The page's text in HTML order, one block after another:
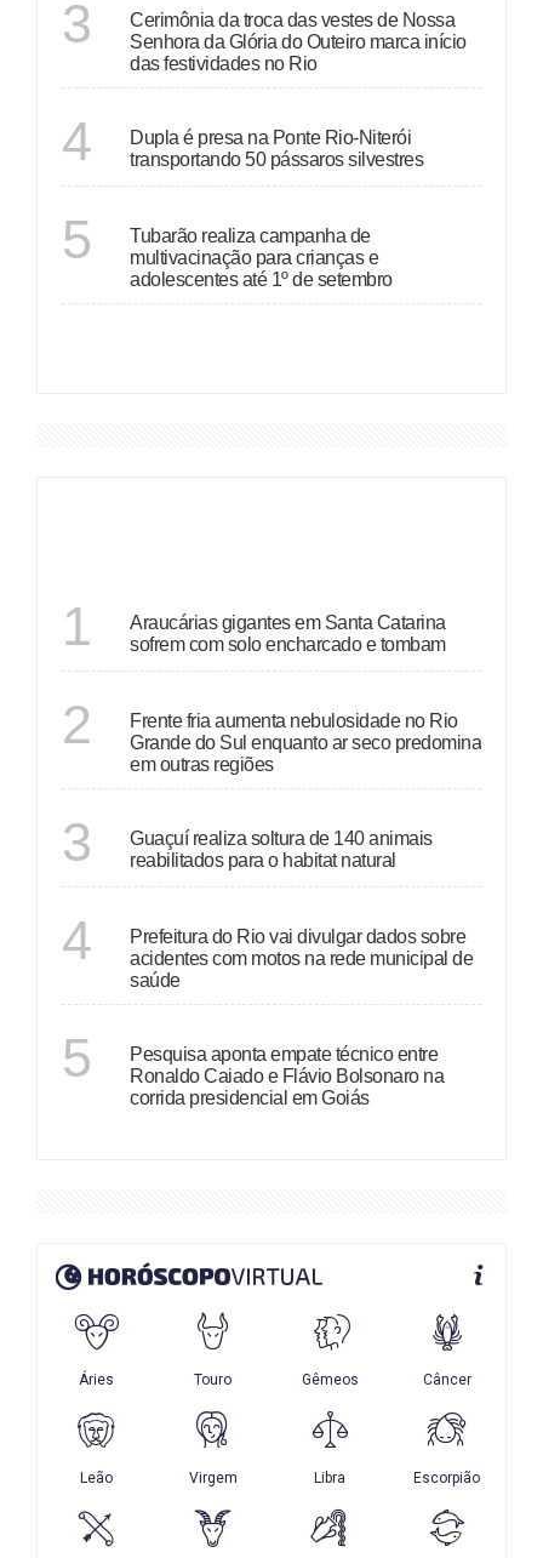
3
Cerimônia da troca das vestes de Nossa
Senhora da Glória do Outeiro marca início
das festividades no Rio
4
Dupla é presa na Ponte Rio-Niterói
transportando 50 pássaros silvestres
5
Tubarão realiza campanha de
multivacinação para crianças e
adolescentes até 1º de setembro
1
Araucárias gigantes em Santa Catarina
sofrem com solo encharcado e tombam
2
Frente fria aumenta nebulosidade no Rio
Grande do Sul enquanto ar seco predomina
em outras regiões
3
Guaçuí realiza soltura de 140 animais
reabilitados para o habitat natural
4
Prefeitura do Rio vai divulgar dados sobre
acidentes com motos na rede municipal de
saúde
5
Pesquisa aponta empate técnico entre
Ronaldo Caiado e Flávio Bolsonaro na
corrida presidencial em Goiás